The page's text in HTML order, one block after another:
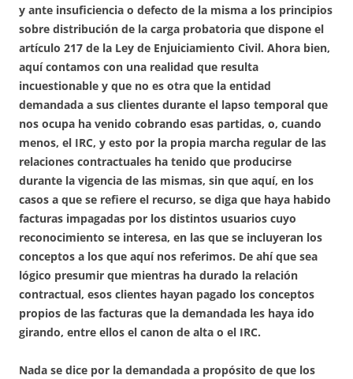
y ante insuficiencia o defecto de la misma a los principios
sobre distribución de la carga probatoria que dispone el
artículo 217 de la Ley de Enjuiciamiento Civil. Ahora bien,
aquí contamos con una realidad que resulta
incuestionable y que no es otra que la entidad
demandada a sus clientes durante el lapso temporal que
nos ocupa ha venido cobrando esas partidas, o, cuando
menos, el IRC, y esto por la propia marcha regular de las
relaciones contractuales ha tenido que producirse
durante la vigencia de las mismas, sin que aquí, en los
casos a que se refiere el recurso, se diga que haya habido
facturas impagadas por los distintos usuarios cuyo
reconocimiento se interesa, en las que se incluyeran los
conceptos a los que aquí nos referimos. De ahí que sea
lógico presumir que mientras ha durado la relación
contractual, esos clientes hayan pagado los conceptos
propios de las facturas que la demandada les haya ido
girando, entre ellos el canon de alta o el IRC.
Nada se dice por la demandada a propósito de que los